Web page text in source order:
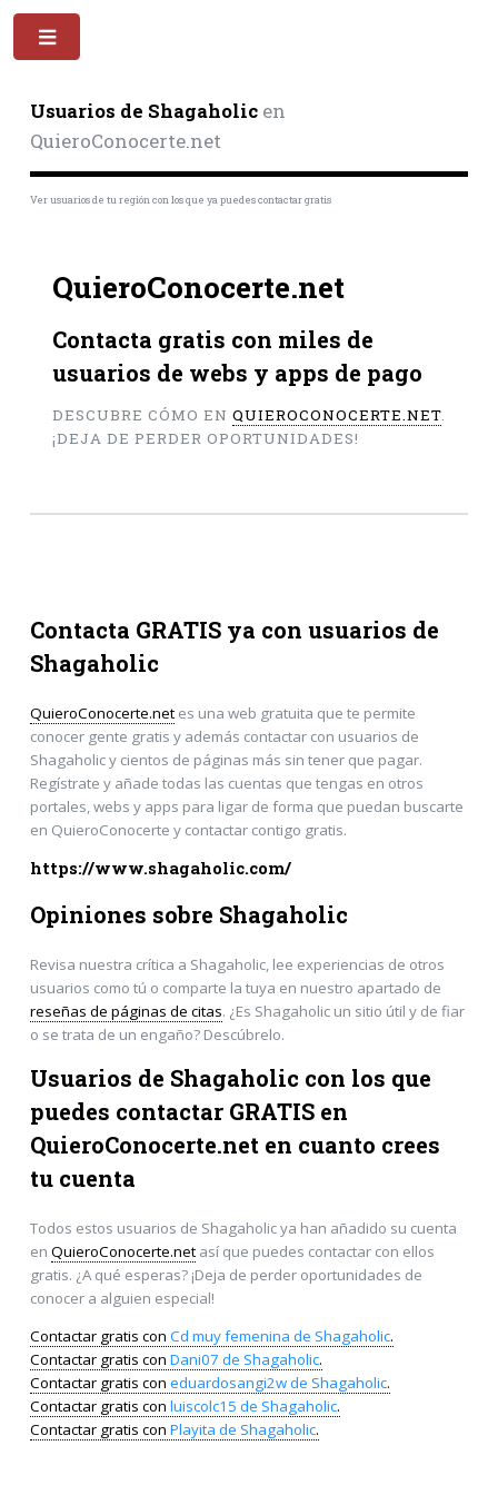
Usuarios de Shagaholicen
QuieroConocerte.net
Ver usuarios de tu región con los que ya puedes contactar gratis
QuieroConocerte.net
Contacta gratis con miles de
usuarios de webs y apps de pago
DESCUBRE CÓMO EN QUIEROCONOCERTE.NET.
¡DEJA DE PERDER OPORTUNIDADES!
Contacta GRATIS ya con usuarios de
Shagaholic
QuieroConocerte.netes una web gratuita que te permite
conocer gente gratis y además contactar con usuarios de
Shagaholic y cientos de páginas más sin tener que pagar.
Regístrate y añade todas las cuentas que tengas en otros
portales, webs y apps para ligar de forma que puedan buscarte
en QuieroConocerte y contactar contigo gratis.
https://www.shagaholic.com/
Opiniones sobre Shagaholic
Revisa nuestra crítica a Shagaholic, lee experiencias de otros
usuarios como tú o comparte la tuya en nuestro apartado de
reseñas de páginas de citas. ¿Es Shagaholic un sitio útil y de fiar
o se trata de un engaño? Descúbrelo.
Usuarios de Shagaholic con los que
puedes contactar GRATIS en
QuieroConocerte.neten cuanto crees
tu cuenta
Todos estos usuarios de Shagaholic ya han añadido su cuenta
en QuieroConocerte.netasí que puedes contactar con ellos
gratis. ¿A qué esperas? ¡Deja de perder oportunidades de
conocer a alguien especial!
Contactar gratis con Cd muy femenina de Shagaholic.
Contactar gratis con Dani07 de Shagaholic.
Contactar gratis con eduardosangi2w de Shagaholic.
Contactar gratis con luiscolc15 de Shagaholic.
Contactar gratis con Playita de Shagaholic.